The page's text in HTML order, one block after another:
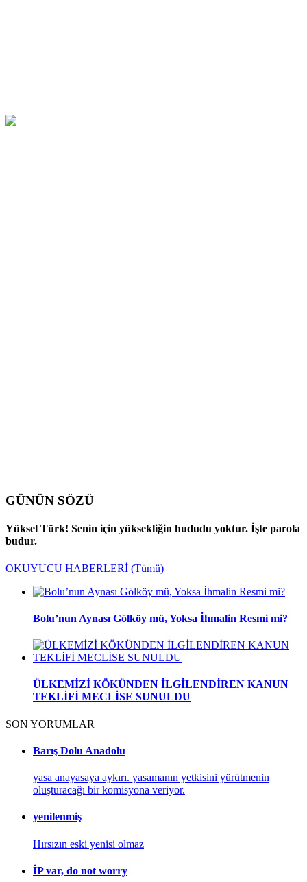
GÜNÜN SÖZÜ
Yüksel Türk! Senin için yüksekliğin hududu yoktur. İşte parola
budur.
OKUYUCU HABERLERİ (Tümü)
Bolu’nun Aynası Gölköy mü, Yoksa İhmalin Resmi mi?
ÜLKEMİZİ KÖKÜNDEN İLGİLENDİREN KANUN
TEKLİFİ MECLİSE SUNULDU
SON YORUMLAR
Barış Dolu Anadolu
yasa anayasaya aykırı. yasamanın yetkisini yürütmenin
oluşturacağı bir komisyona veriyor.
yenilenmiş
Hırsızın eski yenisi olmaz
İP var, do not worry